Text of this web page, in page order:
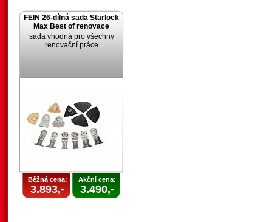
FEIN 26-dílná sada Starlock
Max Best of renovace
sada vhodná pro všechny
renovační práce
Běžná cena:
3.893,-
Akční cena:
3.490,-